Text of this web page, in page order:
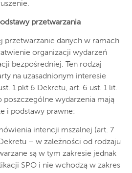
przetwarzania
przetwarzanie danych w ramach
organizacji wydarzeń
bezpośredniej. Ten rodzaj
na uzasadnionym interesie
1 pkt 6 Dekretu, art. 6 ust. 1 lit.
poszczególne wydarzenia mają
i podstawy prawne:
intencji mszalnej (art. 7
– w zależności od rodzaju
są w tym zakresie jednak
SPO i nie wchodzą w zakres